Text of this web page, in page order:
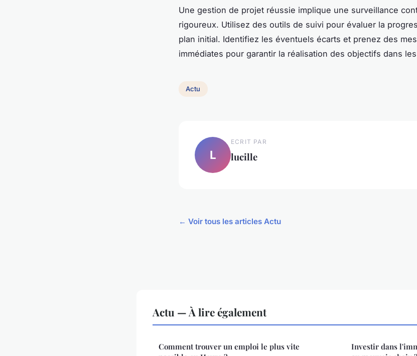
Une gestion de projet réussie implique une surveillance
rigoureux. Utilisez des outils de suivi pour évaluer la
plan initial. Identifiez les éventuels écarts et prenez des
immédiates pour garantir la réalisation des objectifs dans
Actu
L
ECRIT PAR
lucille
← Voir tous les articles Actu
Actu — À lire également
Comment trouver un emploi le plus vite
Investir dans